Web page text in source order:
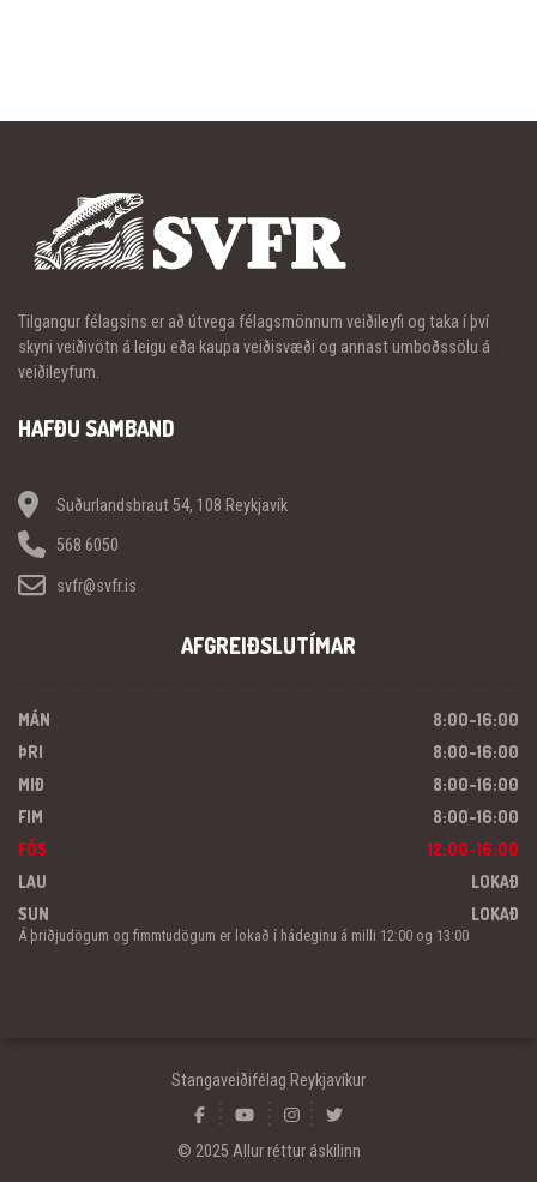
Tilgangur félagsins er að útvega félagsmönnum veiðileyfi og taka í því
skyni veiðivötn á leigu eða kaupa veiðisvæði og annast umboðssölu á
veiðileyfum.
HAFÐU SAMBAND
Suðurlandsbraut 54, 108 Reykjavík
568 6050
svfr@svfr.is
AFGREIÐSLUTÍMAR
MÁN
8:00-16:00
ÞRI
8:00-16:00
MIÐ
8:00-16:00
FIM
8:00-16:00
FÖS
12:00-16:00
LAU
LOKAÐ
SUN
LOKAÐ
Á þriðjudögum og fimmtudögum er lokað í hádeginu á milli 12:00 og 13:00
Stangaveiðifélag Reykjavíkur
© 2025 Allur réttur áskilinn